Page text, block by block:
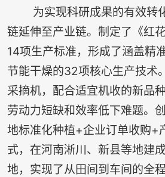
为实现科研成果的有效转
链延伸至产业链。制定了《红
14项生产标准，形成了涵盖精
节能干燥的32项核心生产技术
采摘机，配合适宜机收的新品
劳动力短缺和效率低下难题。
地标准化种植+企业订单收购+
式，在河南淅川、新县等地建
地，实现了从田间到车间的全程